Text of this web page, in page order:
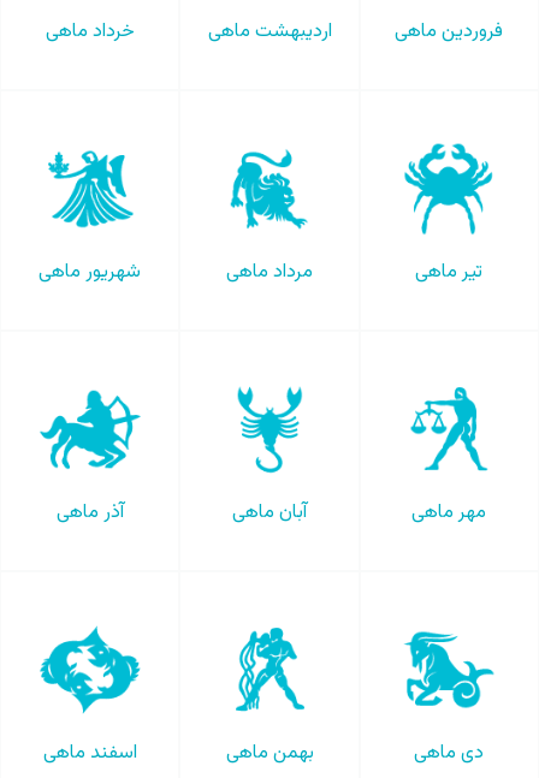
فروردین ماهی اردیبهشت ماهی خرداد ماهی
تیر ماهی مرداد ماهی شهریور ماهی
مهر ماهی آبان ماهی آذر ماهی
دی ماهی بهمن ماهی اسفند ماهی